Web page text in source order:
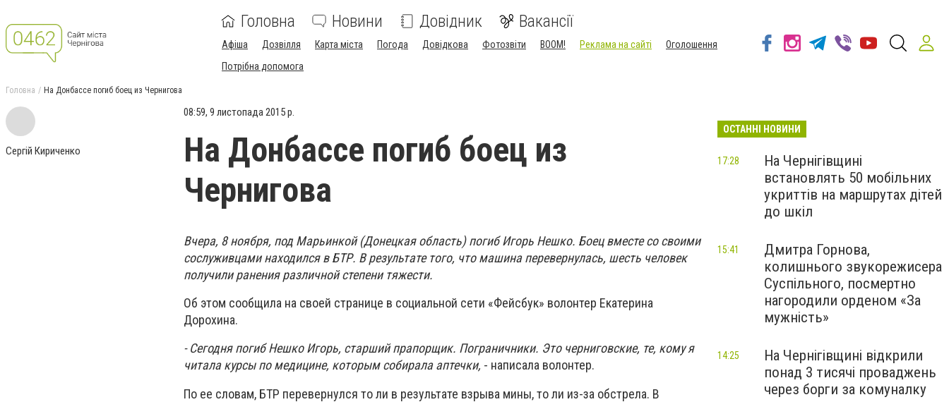
Головна Новини Довідник Вакансії
Афіша Дозвілля Карта міста Погода Довідкова Фотозвіти BOOM! Реклама на сайті
Оголошення
Потрібна допомога
Головна На Донбассе погиб боец из Чернигова
Сергій Кириченко
08:59, 9 листопада 2015 р.
На Донбассе погиб боец из
Чернигова
Вчера, 8 ноября, под Марьинкой (Донецкая область) погиб Игорь Нешко. Боец вместе со своими
сослуживцами находился в БТР. В результате того, что машина перевернулась, шесть человек
получили ранения различной степени тяжести.
Об этом сообщила на своей странице в социальной сети «Фейсбук» волонтер Екатерина
Дорохина.
- Сегодня погиб Нешко Игорь, старший прапорщик. Пограничники. Это черниговские, те, кому я
читала курсы по медицине, которым собирала аптечки, - написала волонтер.
По ее словам, БТР перевернулся то ли в результате взрыва мины, то ли из-за обстрела. В
ОСТАННІ НОВИНИ
На Чернігівщині
встановлять 50 мобільних
укриттів на маршрутах дітей
до шкіл
17:28
Дмитра Горнова,
колишнього звукорежисера
Суспільного, посмертно
нагородили орденом «За
мужність»
15:41
На Чернігівщині відкрили
понад 3 тисячі проваджень
через борги за комуналку
14:25